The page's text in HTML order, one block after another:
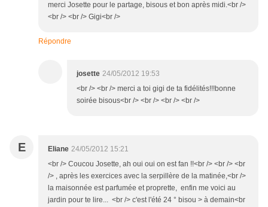
merci Josette pour le partage, bisous et bon après midi.<br />
<br /> <br /> Gigi<br />
Répondre
josette 24/05/2012 19:53
<br /> <br /> merci a toi gigi de ta fidélités!!!bonne
soirée bisous<br /> <br /> <br /> <br />
E Eliane 24/05/2012 15:21
<br /> Coucou Josette, ah oui oui on est fan !!<br /> <br /> <br
/> , après les exercices avec la serpillère de la matinée,<br />
la maisonnée est parfumée et proprette, enfin me voici au
jardin pour te lire... <br /> c'est l'été 24 ° bisou > à demain<br